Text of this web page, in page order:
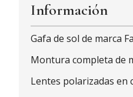
Información
Gafa de sol de marca
Montura completa de
Lentes polarizadas en